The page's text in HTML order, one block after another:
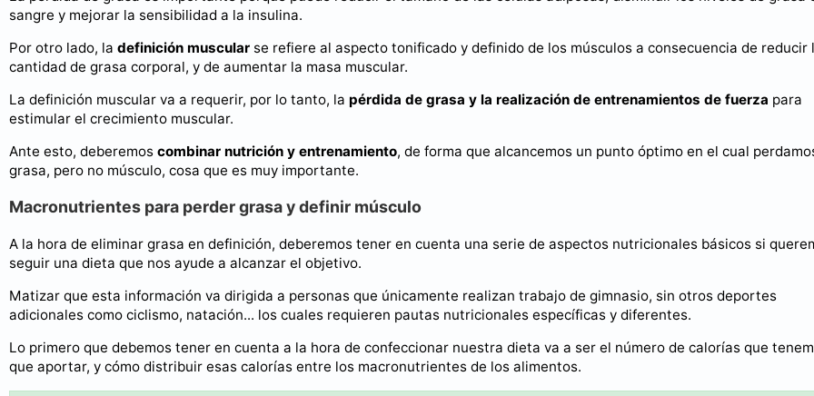
sangre y mejorar la sensibilidad a la insulina.
Por otro lado, la definición muscular se refiere al aspecto tonificado y definido de los músculos a consecuencia de reducir
cantidad de grasa corporal, y de aumentar la masa muscular.
La definición muscular va a requerir, por lo tanto, la pérdida de grasa y la realización de entrenamientos de fuerza para
estimular el crecimiento muscular.
Ante esto, deberemos combinar nutrición y entrenamiento, de forma que alcancemos un punto óptimo en el cual
grasa, pero no músculo, cosa que es muy importante.
Macronutrientes para perder grasa y definir músculo
A la hora de eliminar grasa en definición, deberemos tener en cuenta una serie de aspectos nutricionales básicos si
seguir una dieta que nos ayude a alcanzar el objetivo.
Matizar que esta información va dirigida a personas que únicamente realizan trabajo de gimnasio, sin otros deportes
adicionales como ciclismo, natación... los cuales requieren pautas nutricionales específicas y diferentes.
Lo primero que debemos tener en cuenta a la hora de confeccionar nuestra dieta va a ser el número de calorías que
que aportar, y cómo distribuir esas calorías entre los macronutrientes de los alimentos.